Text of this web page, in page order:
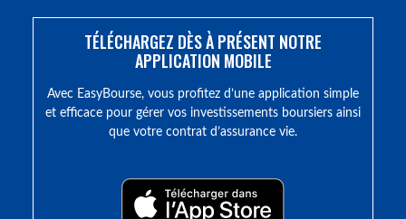
TÉLÉCHARGEZ DÈS À PRÉSENT NOTRE
APPLICATION MOBILE
Avec EasyBourse, vous profitez d’une application simple
et efficace pour gérer vos investissements boursiers ainsi
que votre contrat d’assurance vie.